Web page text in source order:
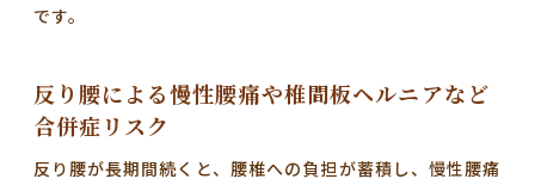
です。
反り腰による慢性腰痛や椎間板ヘルニアなど
合併症リスク
反り腰が長期間続くと、腰椎への負担が蓄積し、慢性腰痛